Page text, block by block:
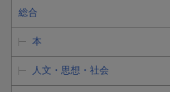
総合
本
人文・思想・社会